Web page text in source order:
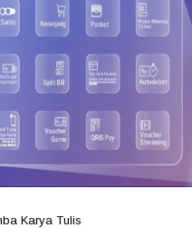
Karya Tulis